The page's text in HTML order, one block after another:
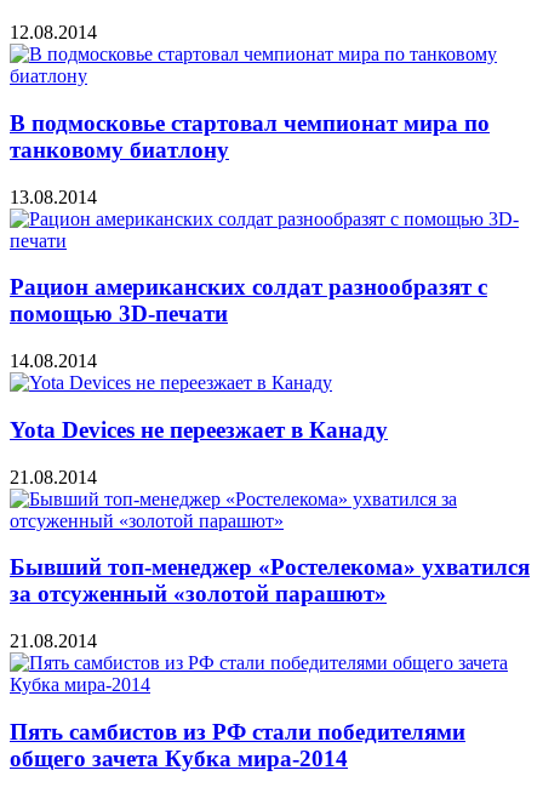
12.08.2014
В подмосковье стартовал чемпионат мира по
танковому биатлону
13.08.2014
Рацион американских солдат разнообразят с
помощью 3D-печати
14.08.2014
Yota Devices не переезжает в Канаду
21.08.2014
Бывший топ-менеджер «Ростелекома» ухватился
за отсуженный «золотой парашют»
21.08.2014
Пять самбистов из РФ стали победителями
общего зачета Кубка мира-2014